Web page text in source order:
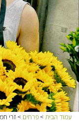
עמוד הבית>פרחים > זרי